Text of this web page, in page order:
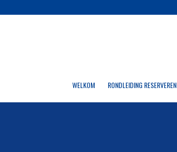
WELKOM RONDLEIDING RESERVEREN